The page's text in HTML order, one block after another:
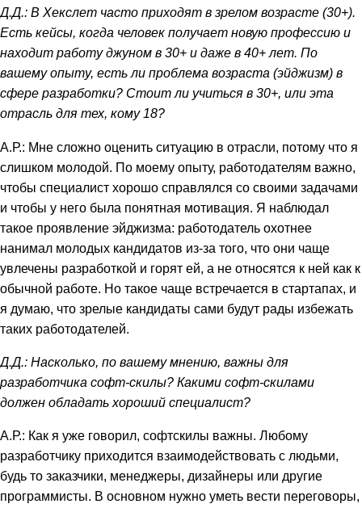
Д.Д.: В Хекслет часто приходят в зрелом возрасте (30+).
Есть кейсы, когда человек получает новую профессию и
находит работу джуном в 30+ и даже в 40+ лет. По
вашему опыту, есть ли проблема возраста (эйджизм) в
сфере разработки? Стоит ли учиться в 30+, или эта
отрасль для тех, кому 18?
А.Р.: Мне сложно оценить ситуацию в отрасли, потому что я
слишком молодой. По моему опыту, работодателям важно,
чтобы специалист хорошо справлялся со своими задачами
и чтобы у него была понятная мотивация. Я наблюдал
такое проявление эйджизма: работодатель охотнее
нанимал молодых кандидатов из-за того, что они чаще
увлечены разработкой и горят ей, а не относятся к ней как к
обычной работе. Но такое чаще встречается в стартапах, и
я думаю, что зрелые кандидаты сами будут рады избежать
таких работодателей.
Д.Д.: Насколько, по вашему мнению, важны для
разработчика софт-скилы? Какими софт-скилами
должен обладать хороший специалист?
А.Р.: Как я уже говорил, софтскилы важны. Любому
разработчику приходится взаимодействовать с людьми,
будь то заказчики, менеджеры, дизайнеры или другие
программисты. В основном нужно уметь вести переговоры,